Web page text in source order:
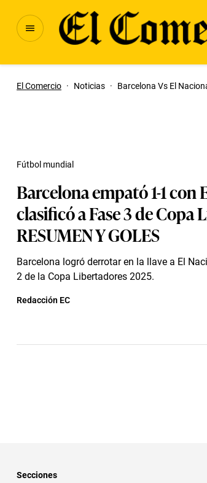
El Comercio · Noticias · Barcelona Vs El
Barcelona empató 1-1 con
clasificó a Fase 3 de Copa
RESUMEN Y GOLES
Barcelona logró derrotar en la llave a El
2 de la Copa Libertadores 2025.
Fútbol mundial
Redacción EC
Secciones